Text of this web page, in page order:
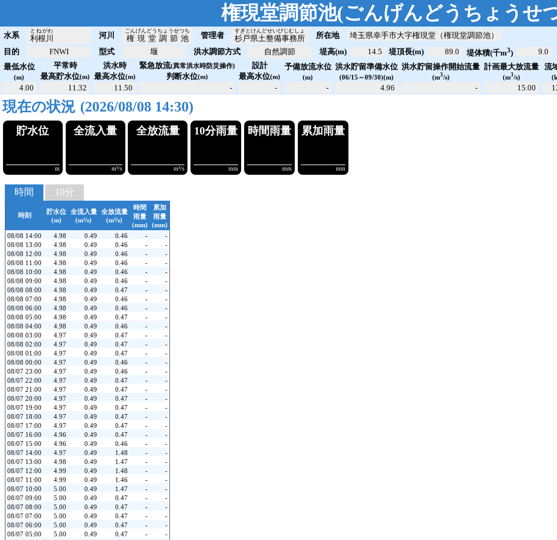
権現堂調節池(ごんげんどうちょうせ
水系 利根川
とねがわ
河川 権現堂調節池
ごんげんどうちょうせつち
管理者 杉戸県土整備事務所
すぎとけんどせいびじむしょ
所在地
埼玉県幸手市大字権現堂（権現堂調節池）
目的
FNWI 型式 堰 洪水調節方式 自然調節 堤高(m) 14.5 堤頂長(m) 89.0 堤体積(千m3)
9.0
最低水位
(m)
4.00
平常時
最高貯水位(m)
11.32
洪水時
最高水位(m)
11.50
緊急放流(異常洪水時防災操作)
判断水位(m)
-
設計
最高水位(m)
-
予備放流水位
(m)
-
洪水貯留準備水位
(06/15～09/30)(m)
4.96
洪水貯留操作開始流量
(m3/s)
-
計画最大放流量
(m3/s)
15.00
流
現在の状況 (2026/08/08 14:30)
貯水位
m
全流入量
m³/s
全放流量
m³/s
10分雨量
時間
時刻
貯水位
(m)
全流入量
(m³/s)
全放流量
(m³/s)
時間
雨量
(mm)
累加
雨量
(mm)
08/08 14:00
4.98 0.49 0.46
08/08 13:00
4.98 0.49 0.46
08/08 12:00
4.98 0.49 0.46
08/08 11:00
4.98 0.49 0.46
08/08 10:00
4.98 0.49 0.46
08/08 09:00
4.98 0.49 0.46
08/08 08:00
4.98 0.49 0.47
08/08 07:00
4.98 0.49 0.46
08/08 06:00
4.98 0.49 0.46
08/08 05:00
4.98 0.49 0.47
08/08 04:00
4.98 0.49 0.46
08/08 03:00
4.97 0.49 0.47
08/08 02:00
4.97 0.49 0.47
08/08 01:00
4.97 0.49 0.47
08/08 00:00
4.97 0.49 0.46
08/07 23:00
4.97 0.49 0.46
08/07 22:00
4.97 0.49 0.47
08/07 21:00
4.97 0.49 0.47
08/07 20:00
4.97 0.49 0.47
08/07 19:00
4.97 0.49 0.47
08/07 18:00
4.97 0.49 0.47
08/07 17:00
4.97 0.49 0.47
08/07 16:00
4.96 0.49 0.47
08/07 15:00
4.96 0.49 0.46
08/07 14:00
4.97 0.49 1.48
08/07 13:00
4.98 0.49 1.47
08/07 12:00
4.99 0.49 1.48
08/07 11:00
4.99 0.49 1.46
08/07 10:00
5.00 0.49 1.47
08/07 09:00
5.00 0.49 0.47
08/07 08:00
5.00 0.49 0.47
08/07 07:00
5.00 0.49 0.47
08/07 06:00
5.00 0.49 0.47
08/07 05:00
5.00 0.49 0.47
10分